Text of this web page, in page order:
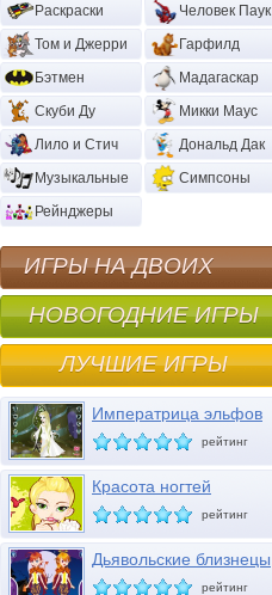
Раскраски
Человек Паук
Том и Джерри
Гарфилд
Бэтмен
Мадагаскар
Скуби Ду
Микки Маус
Лило и Стич
Дональд Дак
Музыкальные
Симпсоны
Рейнджеры
ИГРЫ НА ДВОИХ
НОВОГОДНИЕ ИГРЫ
ЛУЧШИЕ ИГРЫ
Императрица эльфов
рейтинг
Красота ногтей
рейтинг
Дьявольские близнецы
Хэллоуина
рейтинг